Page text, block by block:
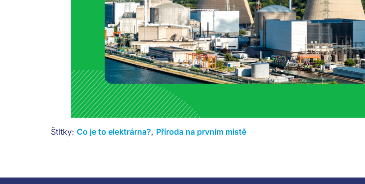
Štítky: Co je to elektrárna?, Příroda na prvním místě